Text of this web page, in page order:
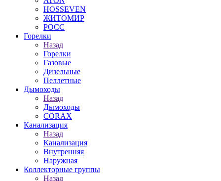
HOSSEVEN
ЖИТОМИР
РОСС
Горелки
Назад
Горелки
Газовые
Дизельные
Пеллетные
Дымоходы
Назад
Дымоходы
CORAX
Канализация
Назад
Канализация
Внутренняя
Наружная
Коллекторные группы
Назад